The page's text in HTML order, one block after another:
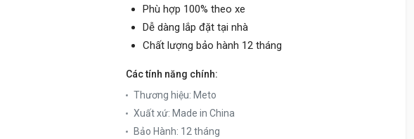
Phù hợp 100% theo xe
Dễ dàng lắp đặt tại nhà
Chất lượng bảo hành 12 tháng
Các tính năng chính:
Thương hiệu: Meto
Xuất xứ: Made in China
Bảo Hành: 12 tháng